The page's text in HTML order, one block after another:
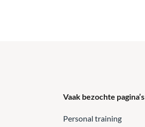
Vaak bezochte pagina’s
Personal training